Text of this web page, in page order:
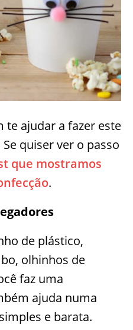
te ajudar a fazer este
quiser ver o passo
que mostramos
.
de plástico,
olhinhos de
faz uma
ajuda numa
e barata.